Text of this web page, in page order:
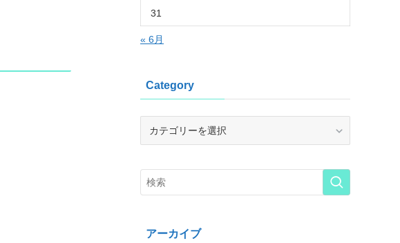
31
« 6月
Category
アーカイブ